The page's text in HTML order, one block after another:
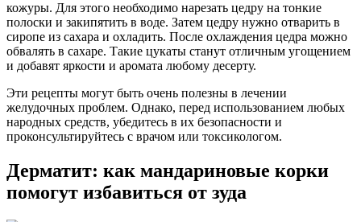
кожуры. Для этого необходимо нарезать цедру на тонкие
полоски и закипятить в воде. Затем цедру нужно отварить в
сиропе из сахара и охладить. После охлаждения цедра можно
обвалять в сахаре. Такие цукаты станут отличным угощением
и добавят яркости и аромата любому десерту.
Эти рецепты могут быть очень полезны в лечении
желудочных проблем. Однако, перед использованием любых
народных средств, убедитесь в их безопасности и
проконсультируйтесь с врачом или токсикологом.
Дерматит: как мандариновые корки
помогут избавиться от зуда